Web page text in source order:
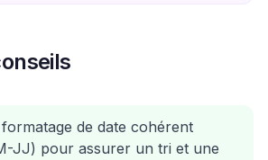
de date cohérent
JJ) pour assurer un tri et une